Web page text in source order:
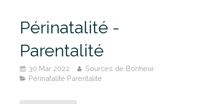
Périnatalité -
Parentalité
30 Mar 2022
Sources de Bonheur
Périnatalité Parentalité